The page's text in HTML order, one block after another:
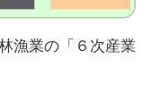
漁業の「６次産業